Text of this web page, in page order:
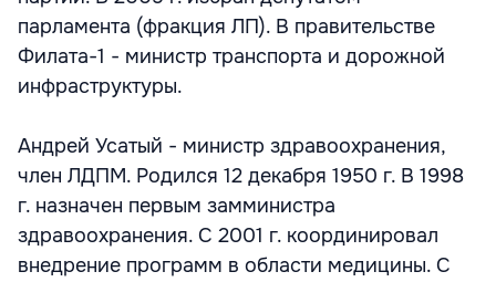
парламента (фракция ЛП). В правительстве
Филата-1 - министр транспорта и дорожной
инфраструктуры.
Андрей Усатый - министр здравоохранения,
член ЛДПМ. Родился 12 декабря 1950 г. В 1998
г. назначен первым замминистра
здравоохранения. С 2001 г. координировал
внедрение программ в области медицины. С